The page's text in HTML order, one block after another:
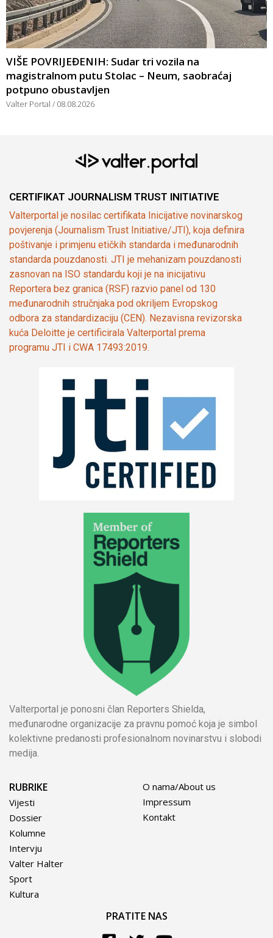
VIŠE POVRIJEĐENIH: Sudar tri vozila na
magistralnom putu Stolac – Neum, saobraćaj
potpuno obustavljen
Valter Portal 08.08.2026
CERTIFIKAT JOURNALISM TRUST INITIATIVE
Valterportal je nosilac certifikata Inicijative novinarskog
povjerenja (Journalism Trust Initiative/JTI), koja definira
poštivanje i primjenu etičkih standarda i međunarodnih
standarda pouzdanosti. JTI je mehanizam pouzdanosti
zasnovan na ISO standardu koji je na inicijativu
Reportera bez granica (RSF) razvio panel od 130
međunarodnih stručnjaka pod okriljem Evropskog
odbora za standardizaciju (CEN). Nezavisna revizorska
kuća Deloitte je certificirala Valterportal prema
programu JTI i CWA 17493:2019.
Valterportal je ponosni član Reporters Shielda,
međunarodne organizacije za pravnu pomoć koja je simbol
kolektivne predanosti profesionalnom novinarstvu i slobodi
medija.
RUBRIKE
Vijesti
Dossier
Kolumne
Intervju
Valter Halter
Sport
Kultura
O nama/About us
Impressum
Kontakt
PRATITE NAS